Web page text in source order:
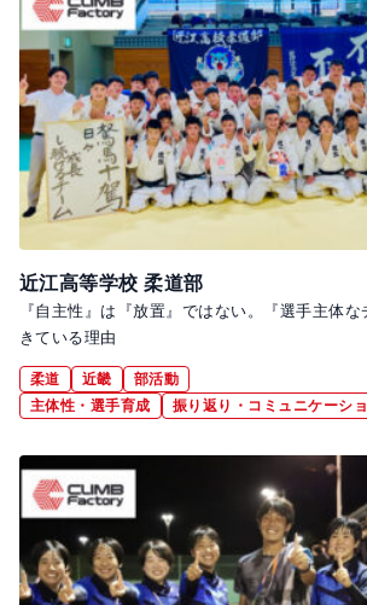
近江高等学校 柔道部
『自主性』は『放置』ではない。『選手主体
きている理由
柔道 近畿
部活動
主体性・選手育成
振り返り・コミュニケーシ